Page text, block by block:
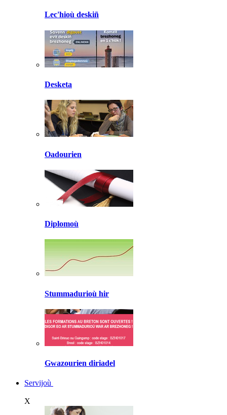
Lec'hioù deskiñ
Desketa
Oadourien
Diplomoù
Stummadurioù hir
Gwazourien diriadel
Servijoù
X